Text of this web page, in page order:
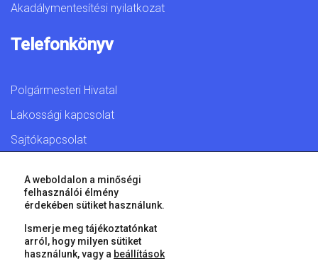
Akadálymentesítési nyilatkozat
Telefonkönyv
Polgármesteri Hivatal
Lakossági kapcsolat
Sajtókapcsolat
© 2026 Győr Megyei Jogú Város • Minden jog fenntartva!
A weboldalon a minőségi
felhasználói élmény
érdekében sütiket használunk.
Ismerje meg tájékoztatónkat
arról, hogy milyen sütiket
használunk, vagy a beállítások